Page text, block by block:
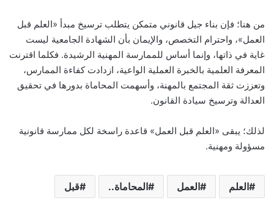
من هنا؛ فإن بناء جيل قانوني متمكن يتطلب ترسيخ مبدأ «العلم قبل
العمل»، واحترام التخصص، والإيمان بأن الشهادة الجامعية ليست
غاية في ذاتها، وإنما أساس للممارسة المهنية الرشيدة. فكلما اقترنت
المعرفة العلمية بالخبرة العملية الواعية، ازدادت كفاءة الممارس،
وتعززت ثقة المجتمع بالمهنة، وأسهمت المحاماة بدورها في تحقيق
العدالة وترسيخ سيادة القانون.
لذلك؛ يبقى «العلم قبل العمل» قاعدة راسخة لكل ممارسة قانونية
مسؤولة ومهنية.
العلم العمل المحاماة.. قبل